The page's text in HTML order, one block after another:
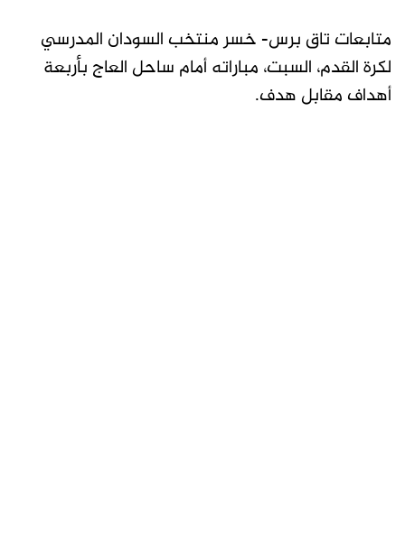
متابعات تاق برس- خسر منتخب السودان المدرسي
لكرة القدم، السبت، مباراته أمام ساحل العاج بأربعة
أهداف مقابل هدف.